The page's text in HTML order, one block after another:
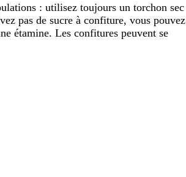
: utilisez toujours un torchon sec
pas de sucre à confiture, vous pouvez
étamine. Les confitures peuvent se